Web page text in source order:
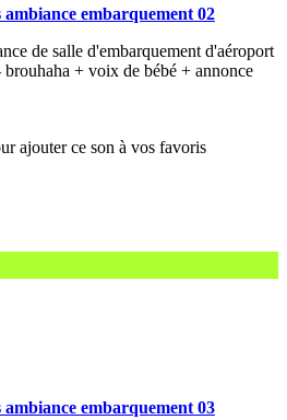
embarquement 02
de salle d'embarquement d'aéroport
+ voix de bébé + annonce
embarquement 03